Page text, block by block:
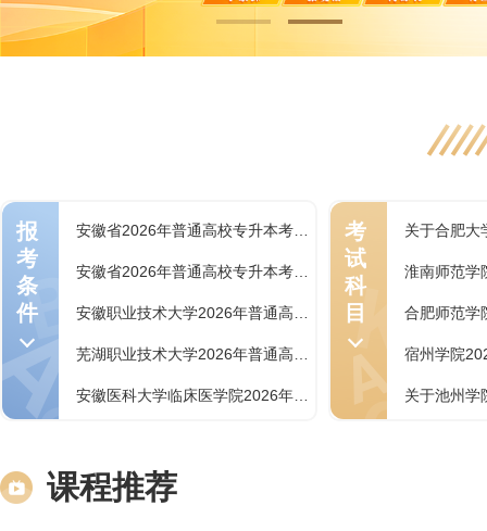
报
考
条
件
考
试
科
目
课程推荐